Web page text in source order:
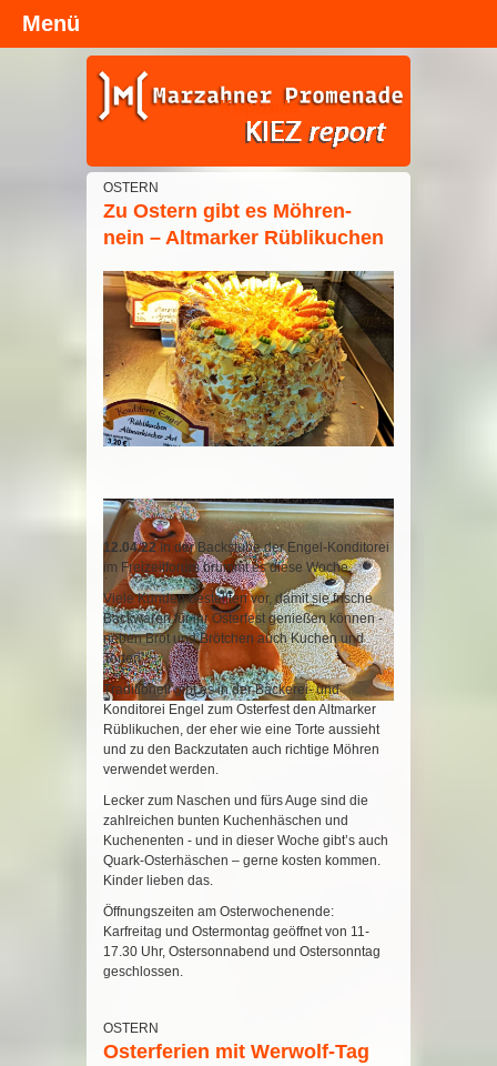
Kopfzeile
OSTERN
Zu Ostern gibt es Möhren-
nein – Altmarker Rüblikuchen
12.04.22 In der Backstube der Engel-Konditorei
im Freizeitforum brummt es diese Woche.
Viele Kunden bestellten vor, damit sie frische
Backwaren für ihr Osterfest genießen können -
neben Brot und Brötchen auch Kuchen und
Torten.
Traditionell gibt es in der Bäckerei- und
Konditorei Engel zum Osterfest den Altmarker
Rüblikuchen, der eher wie eine Torte aussieht
und zu den Backzutaten auch richtige Möhren
verwendet werden.
Lecker zum Naschen und fürs Auge sind die
zahlreichen bunten Kuchenhäschen und
Kuchenenten - und in dieser Woche gibt’s auch
Quark-Osterhäschen – gerne kosten kommen.
Kinder lieben das.
Öffnungszeiten am Osterwochenende:
Karfreitag und Ostermontag geöffnet von 11-
17.30 Uhr, Ostersonnabend und Ostersonntag
geschlossen.
OSTERN
Osterferien mit Werwolf-Tag
Menü